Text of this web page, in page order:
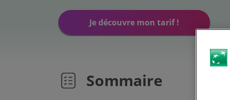
Je découvre mon tarif !
Sommaire